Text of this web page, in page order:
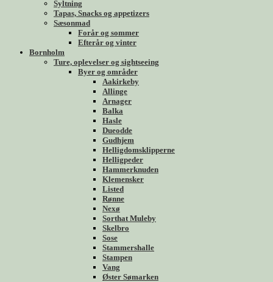
Syltning
Tapas, Snacks og appetizers
Sæsonmad
Forår og sommer
Efterår og vinter
Bornholm
Ture, oplevelser og sightseeing
Byer og områder
Aakirkeby
Allinge
Arnager
Balka
Hasle
Dueodde
Gudhjem
Helligdomsklipperne
Helligpeder
Hammerknuden
Klemensker
Listed
Rønne
Nexø
Sorthat Muleby
Skelbro
Sose
Stammershalle
Stampen
Vang
Øster Sømarken